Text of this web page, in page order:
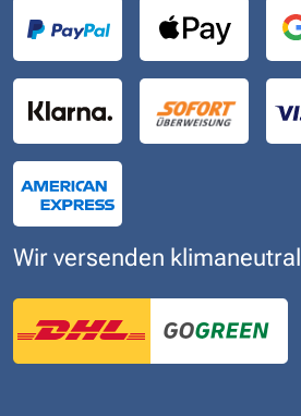
Wir versenden klimaneutral